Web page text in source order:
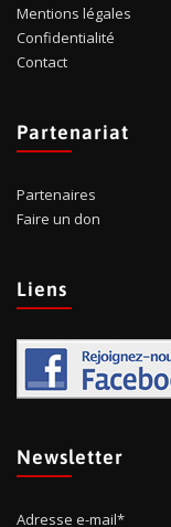
Mentions légales
Confidentialité
Contact
Partenariat
Partenaires
Faire un don
Liens
Newsletter
Adresse e-mail*